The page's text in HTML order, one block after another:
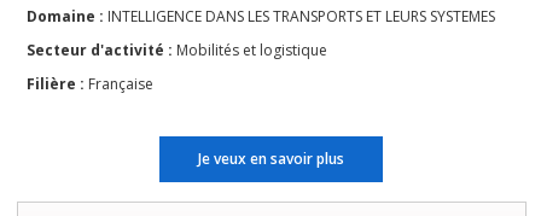
Domaine : INTELLIGENCE DANS LES TRANSPORTS ET LEURS SYSTEMES
Secteur d'activité : Mobilités et logistique
Filière : Française
Je veux en savoir plus